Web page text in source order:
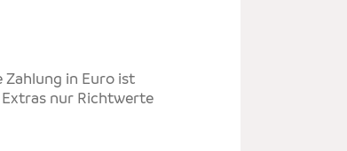
Zahlung in Euro ist
nur Richtwerte